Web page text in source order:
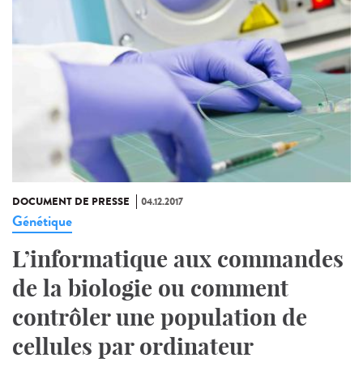
DOCUMENT DE PRESSE 04.12.2017
Génétique
L’informatique aux commandes
de la biologie ou comment
contrôler une population de
cellules par ordinateur